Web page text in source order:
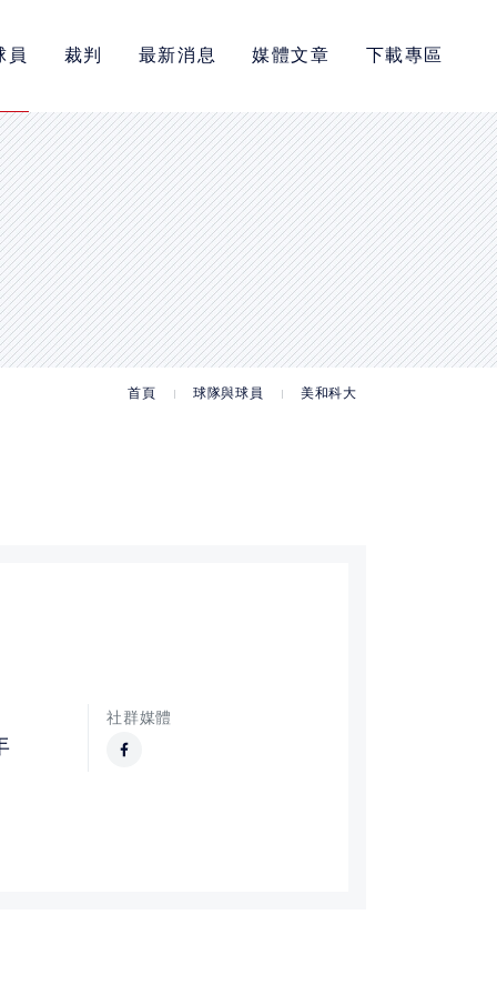
員 裁判 最新消息 媒體文章 下載專區
首頁 球隊與球員 美和科大
社群媒體